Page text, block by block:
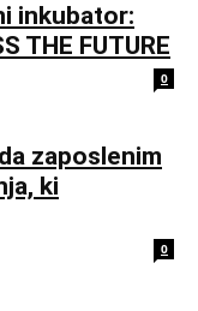
inkubator:
THE FUTURE
0
zaposlenim
ki
0